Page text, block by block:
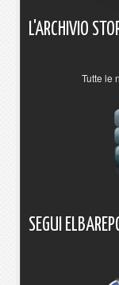
L'ARCHIVIO
Tutte le
SEGUI